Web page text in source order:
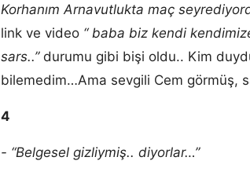
Korhanım Arnavutlukta maç
link ve video “ baba biz kendi
sars..”durumu gibi bişi oldu.. Kim
bilemedim…Ama sevgili Cem görmüş,
4
- “Belgesel gizliymiş.. diyorlar…”